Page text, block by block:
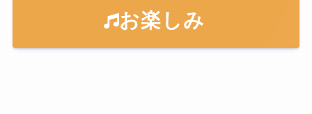
お楽しみ